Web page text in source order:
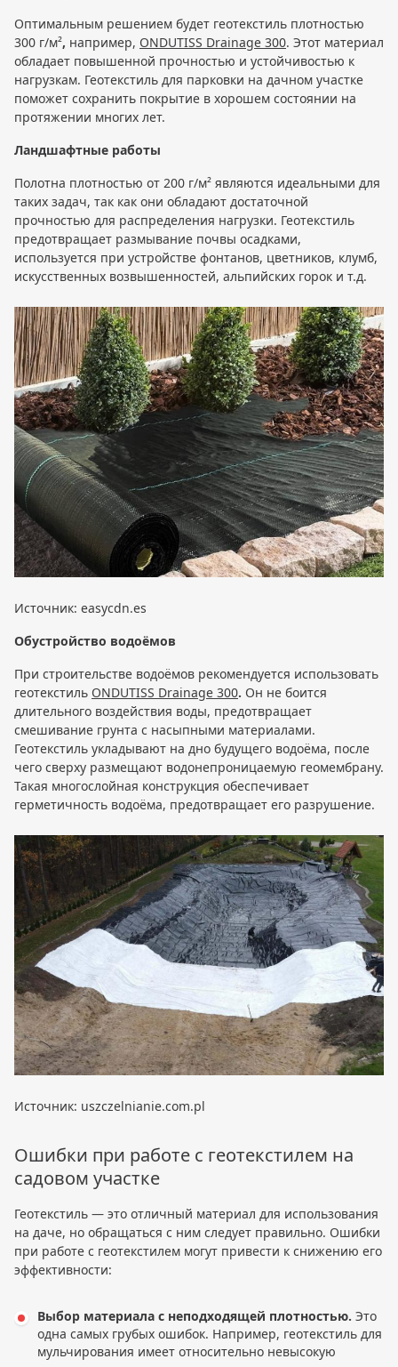
Оптимальным решением будет геотекстиль плотностью
300 г/м², например, ONDUTISS Drainage 300. Этот материал
обладает повышенной прочностью и устойчивостью к
нагрузкам. Геотекстиль для парковки на дачном участке
поможет сохранить покрытие в хорошем состоянии на
протяжении многих лет.
Ландшафтные работы
Полотна плотностью от 200 г/м² являются идеальными для
таких задач, так как они обладают достаточной
прочностью для распределения нагрузки. Геотекстиль
предотвращает размывание почвы осадками,
используется при устройстве фонтанов, цветников, клумб,
искусственных возвышенностей, альпийских горок и т.д.
Источник: easycdn.es
Обустройство водоёмов
При строительстве водоёмов рекомендуется использовать
геотекстиль ONDUTISS Drainage 300. Он не боится
длительного воздействия воды, предотвращает
смешивание грунта с насыпными материалами.
Геотекстиль укладывают на дно будущего водоёма, после
чего сверху размещают водонепроницаемую геомембрану.
Такая многослойная конструкция обеспечивает
герметичность водоёма, предотвращает его разрушение.
Источник: uszczelnianie.com.pl
Ошибки при работе с геотекстилем на
садовом участке
Геотекстиль — это отличный материал для использования
на даче, но обращаться с ним следует правильно. Ошибки
при работе с геотекстилем могут привести к снижению его
эффективности:
Выбор материала с неподходящей плотностью. Это
одна самых грубых ошибок. Например, геотекстиль для
мульчирования имеет относительно невысокую